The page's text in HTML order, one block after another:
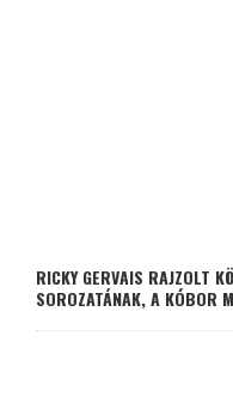
RICKY GERVAIS RAJZOLT
SOROZATÁNAK, A KÓBOR